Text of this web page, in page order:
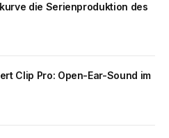
die Serienproduktion des
Clip Pro: Open-Ear-Sound im